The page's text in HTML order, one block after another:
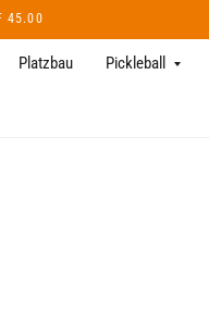
45.00
Platzbau Pickleball